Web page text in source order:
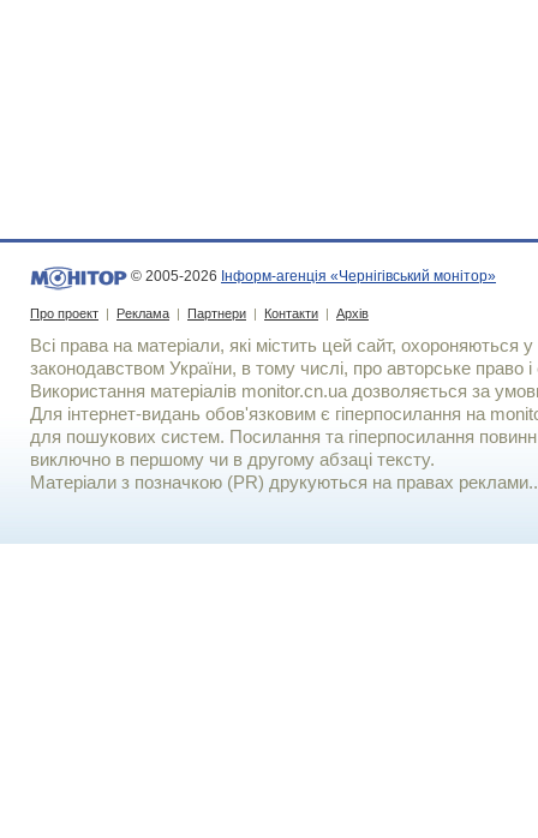
© 2005-2026 Інформ-агенція «Чернігівський монітор»
Про проект | Реклама | Партнери | Контакти | Архів
Всі права на матеріали, які містить цей сайт, охороняються у
законодавством України, в тому числі, про авторське право і
Використання матерiалiв monitor.cn.ua дозволяється за
Для iнтернет-видань обов'язковим є гiперпосилання на
для пошукових систем. Посилання та гіперпосилання
виключно в першому чи в другому абзаці тексту.
Матеріали з позначкою (PR) друкуються на правах реклами..